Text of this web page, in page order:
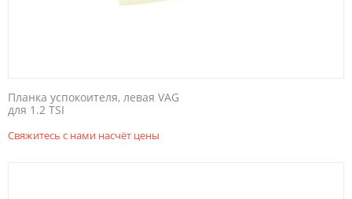
Планка успокоителя, левая VAG
для 1.2 TSI
Свяжитесь с нами насчёт цены